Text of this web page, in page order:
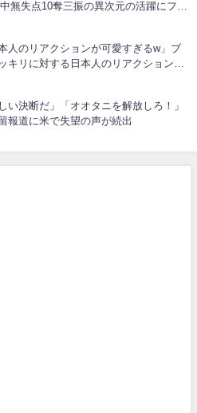
無失点10奪三振の異次元の活躍にファ
人のリアクションが可愛すぎるw」ブ
キリに対する日本人のリアクションに
い決断だ」「オオタニを解放しろ！」
報道に米で失望の声が続出